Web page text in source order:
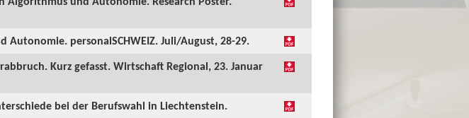
Autonomie. personalSCHWEIZ. Juli/August, 28-29.
Kurz gefasst. Wirtschaft Regional, 23. Januar
bei der Berufswahl in Liechtenstein.